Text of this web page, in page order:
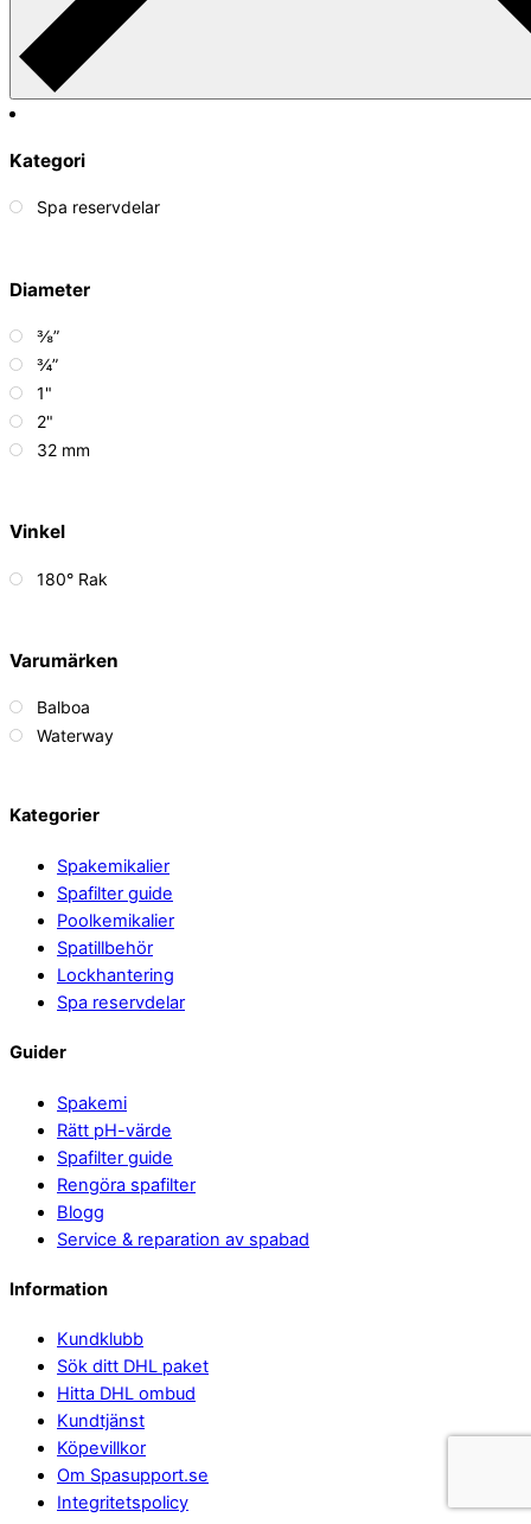
Kategori
Spa reservdelar
Diameter
⅜”
¾”
1"
2"
32 mm
Vinkel
180° Rak
Varumärken
Balboa
Waterway
Back
Top
Kategorier
Spakemikalier
Spafilter guide
Poolkemikalier
Spatillbehör
Lockhantering
Spa reservdelar
Guider
Spakemi
Rätt pH-värde
Spafilter guide
Rengöra spafilter
Blogg
Service & reparation av spabad
Information
Kundklubb
Sök ditt DHL paket
Hitta DHL ombud
Kundtjänst
Köpevillkor
Om Spasupport.se
Integritetspolicy